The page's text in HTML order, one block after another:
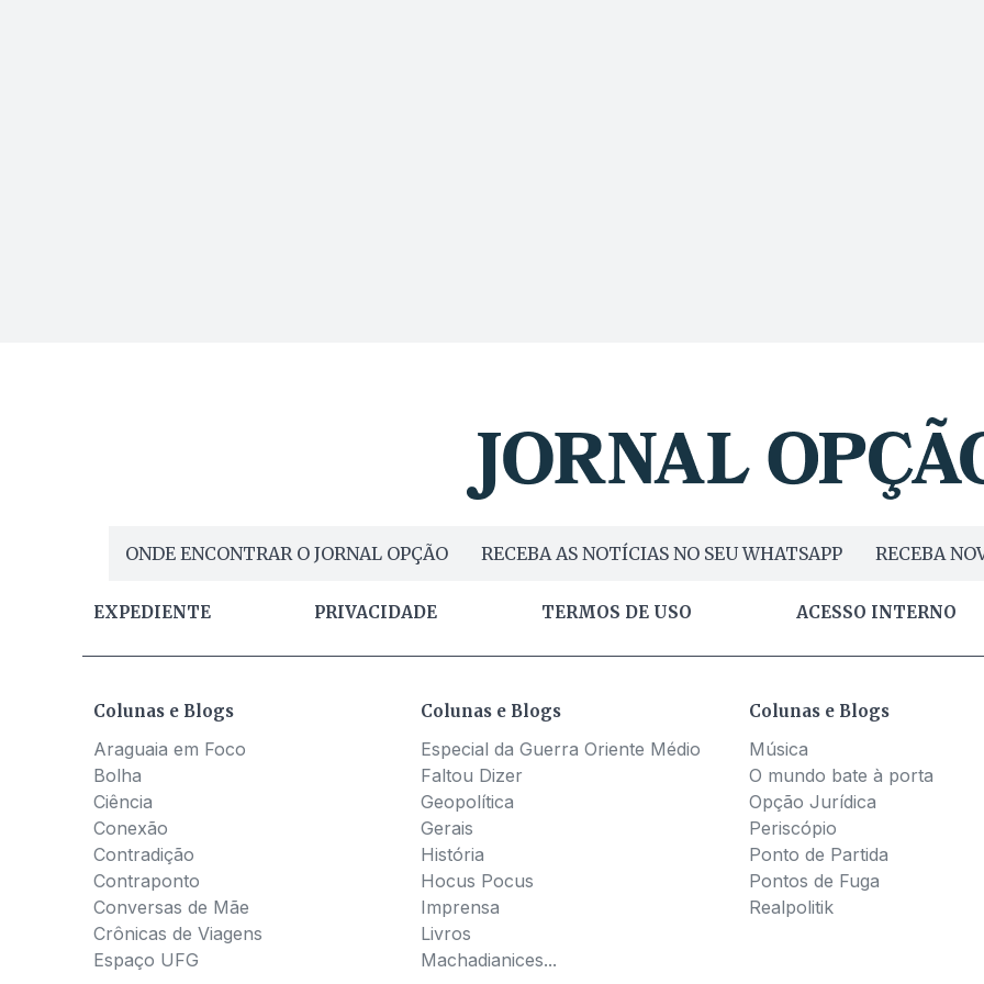
ONDE ENCONTRAR O JORNAL OPÇÃO RECEBA AS NOTÍCIAS NO SEU WHATSAPP RECEBA
EXPEDIENTE PRIVACIDADE TERMOS DE USO ACESSO INTERNO
Colunas e Blogs
Araguaia em Foco
Bolha
Ciência
Conexão
Contradição
Contraponto
Conversas de Mãe
Crônicas de Viagens
Espaço UFG
Colunas e Blogs
Especial da Guerra Oriente Médio
Faltou Dizer
Geopolítica
Gerais
História
Hocus Pocus
Imprensa
Livros
Machadianices...
Colunas e Blogs
Música
O mundo bate à porta
Opção Jurídica
Periscópio
Ponto de Partida
Pontos de Fuga
Realpolitik